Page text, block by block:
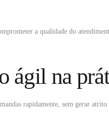
a qualidade do
ágil na
rapidamente, sem gerar